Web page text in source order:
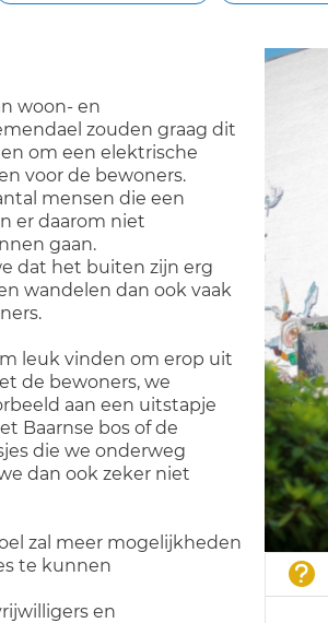
woon- en
zouden graag dit
om een elektrische
voor de bewoners.
mensen die een
er daarom niet
gaan.
dat het buiten zijn erg
wandelen dan ook vaak
leuk vinden om erop uit
de bewoners, we
aan een uitstapje
Baarnse bos of de
die we onderweg
dan ook zeker niet
zal meer mogelijkheden
te kunnen
en